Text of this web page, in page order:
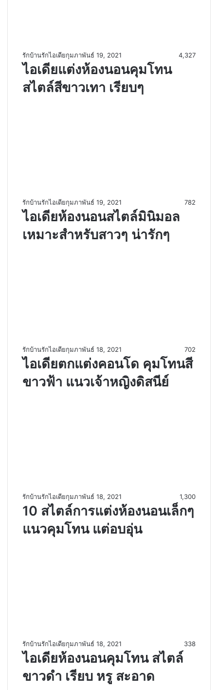
รักบ้านรักไอเดียกุมภาพันธ์ 19, 2021 4,327
ไอเดียแต่งห้องนอนคุมโทน
สไตล์สีขาวเทา เรียบๆ
รักบ้านรักไอเดียกุมภาพันธ์ 19, 2021 782
ไอเดียห้องนอนสไตล์มินิมอล
เหมาะสำหรับสาวๆ น่ารักๆ
รักบ้านรักไอเดียกุมภาพันธ์ 18, 2021 702
ไอเดียตกแต่งคอนโด คุมโทนสี
ขาวฟ้า แนวเจ้าหญิงดิสนีย์
รักบ้านรักไอเดียกุมภาพันธ์ 18, 2021 1,300
10 สไตล์การแต่งห้องนอนเล็กๆ
แนวคุมโทน แต่อบอุ่น
รักบ้านรักไอเดียกุมภาพันธ์ 18, 2021 338
ไอเดียห้องนอนคุมโทน สไตล์
ขาวดำ เรียบ หรู สะอาด